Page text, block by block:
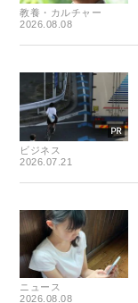
教養・カルチャー
2026.08.08
ビジネス
2026.07.21
ニュース
2026.08.08